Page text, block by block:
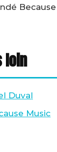
loin
Duval
Music